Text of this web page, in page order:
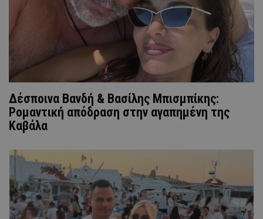
Δέσποινα Βανδή & Βασίλης Μπισμπίκης:
Ρομαντική απόδραση στην αγαπημένη της
Καβάλα